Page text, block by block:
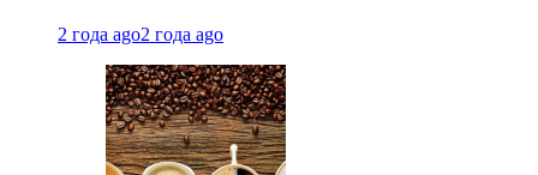
2 года ago2 года ago